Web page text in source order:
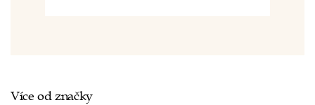
Více od značky